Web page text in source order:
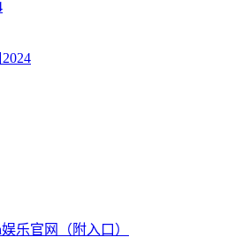
乐官网（附入口）